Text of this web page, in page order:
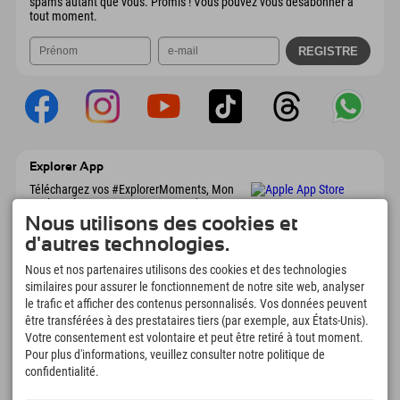
tout moment.
Explorer App
Téléchargez vos #ExplorerMoments, Mon
Explorer à emporter avec aperçu de vos
réservations, liste de choses à faire, aperçu
des restaurants et bien plus encore.
Téléchargez-le maintenant !
L'heure des moments d'exploration
166
Lacs de montagne et
piscines d'aventure
4.634km
Pistes de ski et de
snowboard
8.991
Nous utilisons des cookies et
d'autres technologies.
Nous et nos partenaires utilisons des cookies et des technologies
similaires pour assurer le fonctionnement de notre site web, analyser
le trafic et afficher des contenus personnalisés. Vos données peuvent
être transférées à des prestataires tiers (par exemple, aux États-Unis).
Votre consentement est volontaire et peut être retiré à tout moment.
Pour plus d'informations, veuillez consulter notre politique de
confidentialité.